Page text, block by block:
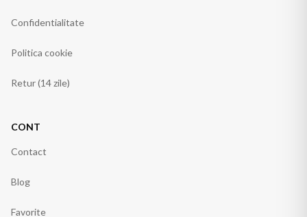
Confidentialitate
Politica cookie
Retur (14 zile)
CONT
Contact
Blog
Favorite